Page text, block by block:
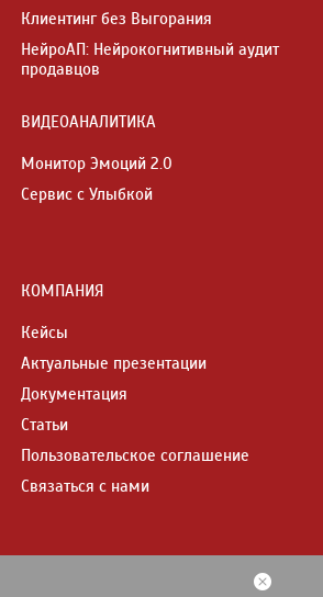
Клиентинг без Выгорания
НейроАП: Нейрокогнитивный аудит
продавцов
ВИДЕОАНАЛИТИКА
Монитор Эмоций 2.0
Сервис с Улыбкой
КОМПАНИЯ
Кейсы
Актуальные презентации
Документация
Статьи
Пользовательское соглашение
Связаться с нами